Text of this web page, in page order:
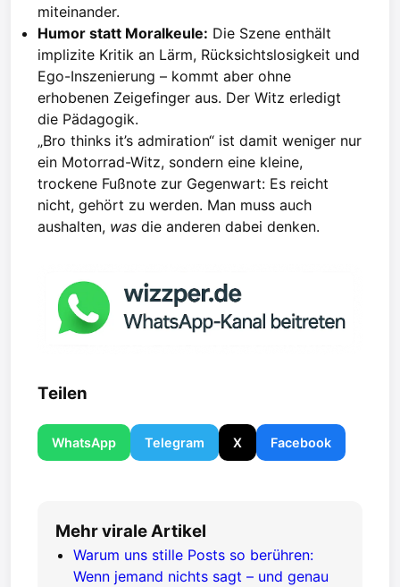
miteinander.
Humor statt Moralkeule: Die Szene enthält
implizite Kritik an Lärm, Rücksichtslosigkeit und
Ego-Inszenierung – kommt aber ohne
erhobenen Zeigefinger aus. Der Witz erledigt
die Pädagogik.
„Bro thinks it’s admiration“ ist damit weniger nur
ein Motorrad-Witz, sondern eine kleine,
trockene Fußnote zur Gegenwart: Es reicht
nicht, gehört zu werden. Man muss auch
aushalten, was die anderen dabei denken.
Teilen
WhatsApp Telegram X Facebook
Mehr virale Artikel
Warum uns stille Posts so berühren:
Wenn jemand nichts sagt – und genau